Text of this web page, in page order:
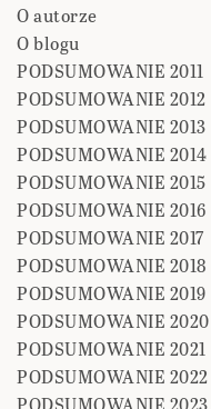
O autorze
O blogu
PODSUMOWANIE 2011
PODSUMOWANIE 2012
PODSUMOWANIE 2013
PODSUMOWANIE 2014
PODSUMOWANIE 2015
PODSUMOWANIE 2016
PODSUMOWANIE 2017
PODSUMOWANIE 2018
PODSUMOWANIE 2019
PODSUMOWANIE 2020
PODSUMOWANIE 2021
PODSUMOWANIE 2022
PODSUMOWANIE 2023